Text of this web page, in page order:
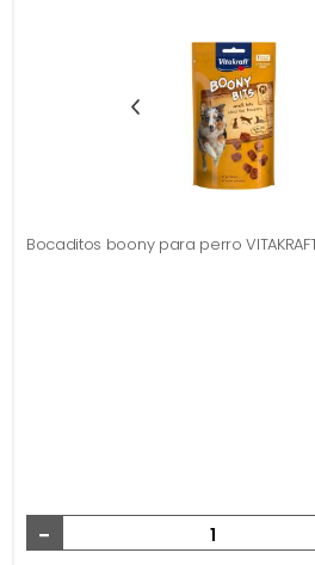
Bocaditos boony para perro
-